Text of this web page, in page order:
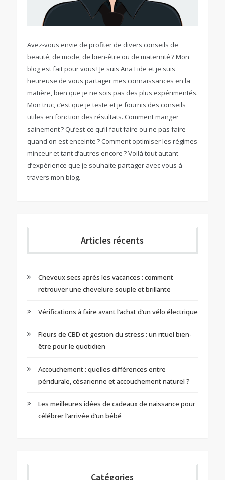
Avez-vous envie de profiter de divers conseils de
beauté, de mode, de bien-être ou de maternité ? Mon
blog est fait pour vous ! Je suis Ana Fide et je suis
heureuse de vous partager mes connaissances en la
matière, bien que je ne sois pas des plus expérimentés.
Mon truc, c’est que je teste et je fournis des conseils
utiles en fonction des résultats. Comment manger
sainement ? Qu’est-ce qu’il faut faire ou ne pas faire
quand on est enceinte ? Comment optimiser les régimes
minceur et tant d’autres encore ? Voilà tout autant
d’expérience que je souhaite partager avec vous à
travers mon blog.
Articles récents
Cheveux secs après les vacances : comment
retrouver une chevelure souple et brillante
Vérifications à faire avant l’achat d’un vélo électrique
Fleurs de CBD et gestion du stress : un rituel bien-
être pour le quotidien
Accouchement : quelles différences entre
péridurale, césarienne et accouchement naturel ?
Les meilleures idées de cadeaux de naissance pour
célébrer l’arrivée d’un bébé
Catégories